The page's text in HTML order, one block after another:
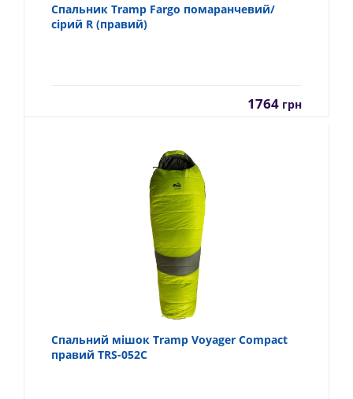
Спальник Tramp Fargo помаранчевий/
сірий R (правий)
1764 грн
Спальний мішок Tramp Voyager Compact
правий TRS-052С